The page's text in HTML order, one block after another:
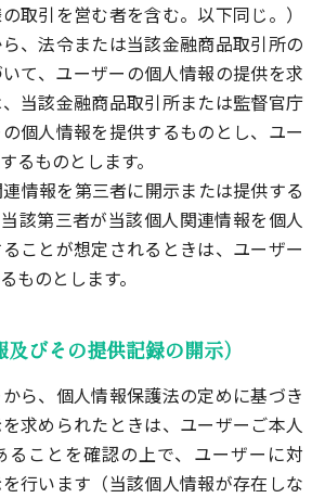
取引を営む者を含む。以下同じ。）
、法令または当該金融商品取引所の
て、ユーザーの個人情報の提供を求
当該金融商品取引所または監督官庁
個人情報を提供するものとし、ユー
るものとします。
情報を第三者に開示または提供する
該第三者が当該個人関連情報を個人
ことが想定されるときは、ユーザー
ものとします。
びその提供記録の開示）
ら、個人情報保護法の定めに基づき
求められたときは、ユーザーご本人
ることを確認の上で、ユーザーに対
行います（当該個人情報が存在しな